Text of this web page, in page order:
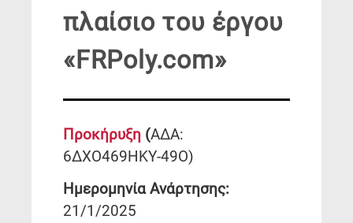
πλαίσιο του έργου
«FRPoly.com»
Προκήρυξη (ΑΔΑ:
6ΔΧΟ469ΗΚΥ-49Ο)
Ημερομηνία Ανάρτησης:
21/1/2025